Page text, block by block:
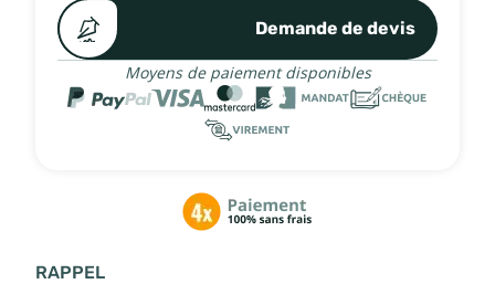
Demande de devis
Moyens de paiement disponibles
RAPPEL